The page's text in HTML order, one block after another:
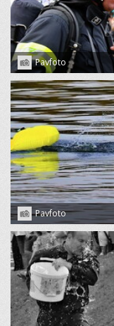
Pavfoto
Pavfoto